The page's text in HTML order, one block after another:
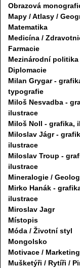
Obrazová
Mapy / Atlasy /
Matematika
Medicína /
Farmacie
Mezinárodní politika
Diplomacie
Milan Grygar -
typografie
Miloš Nesvadba -
ilustrace
Miloš Noll - grafika,
Miloslav Jágr -
ilustrace
Miloslav Troup -
ilustrace
Mineralogie /
Mirko Hanák -
ilustrace
Miroslav Jagr
Místopis
Móda / Životní styl
Mongolsko
Motivace / Marketing
Mušketýři / Rytíři /